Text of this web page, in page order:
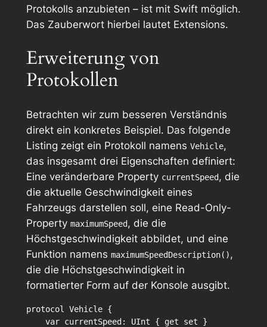
Protokolls anzubieten – ist mit Swift möglich.
Das Zauberwort hierbei lautet Extensions.
Erweiterung von
Protokollen
Betrachten wir zum besseren Verständnis
direkt ein konkretes Beispiel. Das folgende
Listing zeigt ein Protokoll namens Vehicle,
das insgesamt drei Eigenschaften definiert:
Eine veränderbare Property currentSpeed, die
die aktuelle Geschwindigkeit eines
Fahrzeugs darstellen soll, eine Read-Only-
Property maximumSpeed, die die
Höchstgeschwindigkeit abbildet, und eine
Funktion namens maximumSpeedDescription(),
die die Höchstgeschwindigkeit in
formatierter Form auf der Konsole ausgibt.
protocol Vehicle {
    var currentSpeed: UInt { get set }